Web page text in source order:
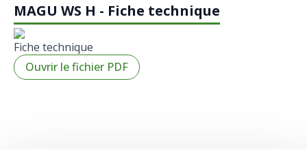
MAGU WS H - Fiche technique
Fiche technique
Ouvrir le fichier PDF